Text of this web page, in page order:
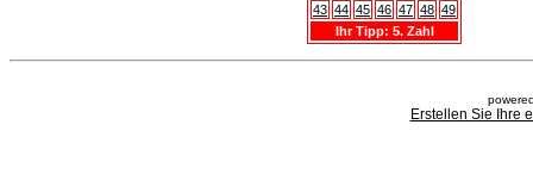
43 44 45 46 47 48 49
Ihr Tipp: 5. Zahl
Erstellen Sie Ihre